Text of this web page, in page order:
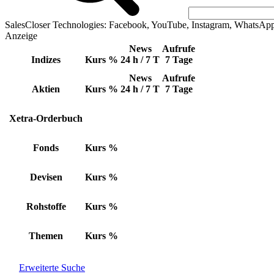
SalesCloser Technologies: Facebook, YouTube, Instagram,
Anzeige
Indizes Kurs %
News
24 h / 7 T
Aufrufe
7 Tage
Aktien Kurs %
News
24 h / 7 T
Aufrufe
7 Tage
Xetra-Orderbuch
Fonds Kurs %
Devisen Kurs %
Rohstoffe Kurs %
Themen Kurs %
Erweiterte Suche